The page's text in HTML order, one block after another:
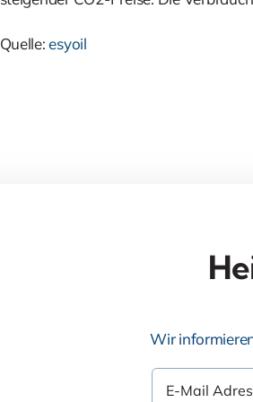
Quelle:esyoil
Wir